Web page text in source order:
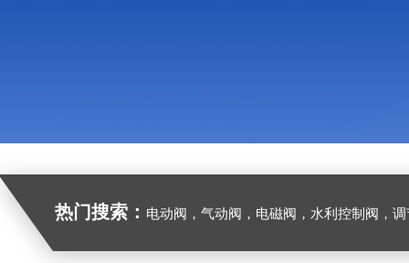
热门搜索： 电动阀，气动阀，电磁阀，水利控制阀，调节